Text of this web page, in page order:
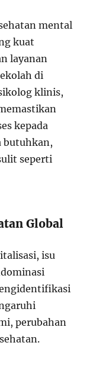
mental
kuat
layanan
di
klinis,
kepada
butuhkan,
seperti
Global
isu
perubahan